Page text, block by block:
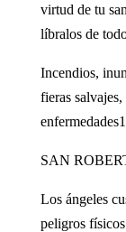
virtud de tu
líbralos de
Incendios,
fieras
SAN
Los ángeles
peligros